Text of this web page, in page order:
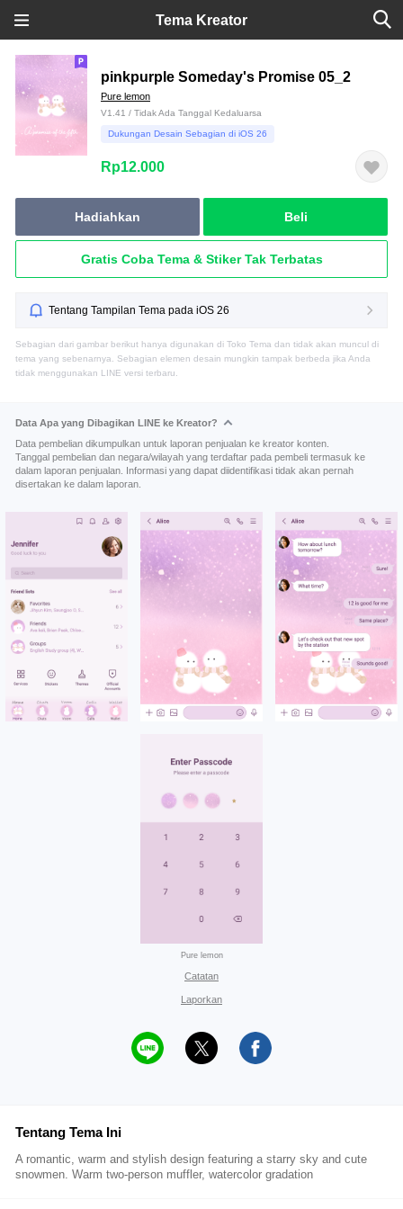
Tema Kreator
pinkpurple Someday's Promise 05_2
Pure lemon
V1.41 / Tidak Ada Tanggal Kedaluarsa
Dukungan Desain Sebagian di iOS 26
Rp12.000
Hadiahkan Beli
Gratis Coba Tema & Stiker Tak Terbatas
Tentang Tampilan Tema pada iOS 26
Sebagian dari gambar berikut hanya digunakan di Toko Tema dan tidak akan muncul di
tema yang sebenarnya. Sebagian elemen desain mungkin tampak berbeda jika Anda
tidak menggunakan LINE versi terbaru.
Data Apa yang Dibagikan LINE ke Kreator?
Data pembelian dikumpulkan untuk laporan penjualan ke kreator konten.
Tanggal pembelian dan negara/wilayah yang terdaftar pada pembeli termasuk ke
dalam laporan penjualan. Informasi yang dapat diidentifikasi tidak akan pernah
disertakan ke dalam laporan.
Pure lemon
Catatan
Laporkan
Tentang Tema Ini
A romantic, warm and stylish design featuring a starry sky and cute
snowmen. Warm two-person muffler, watercolor gradation